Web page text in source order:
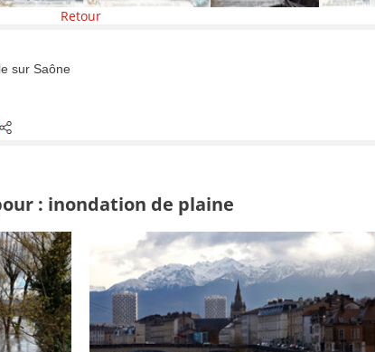
Retour
sur Saône
: inondation de plaine